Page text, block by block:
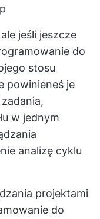
jeśli jeszcze
do
stosu
powinieneś je
w jednym
analizę cyklu
projektami
do